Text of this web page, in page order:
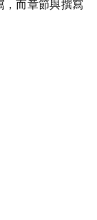
，而章節與撰寫